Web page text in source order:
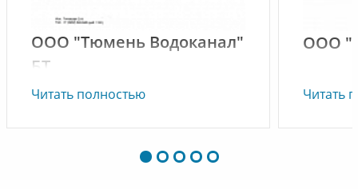
ООО "Тюмень Водоканал"
БТ
Читать полностью
ООО
Читать